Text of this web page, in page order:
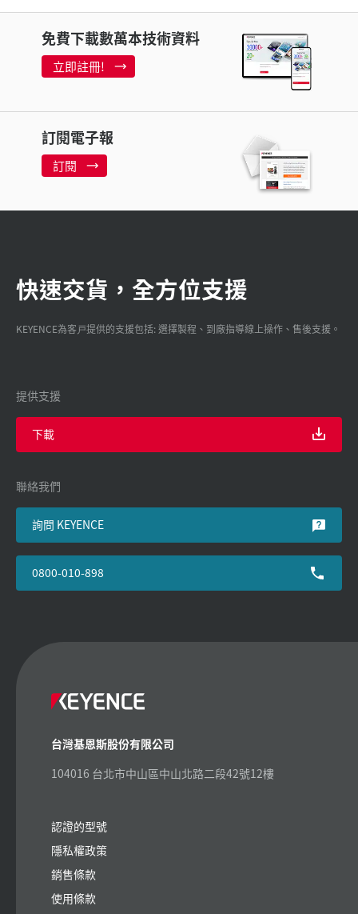
免費下載數萬本技術資料
立即註冊!
訂閱電子報
訂閱
快速交貨，全方位支援
KEYENCE為客戸提供的支援包括: 選擇製程、到廠指導線上操作、售後支援。
提供支援
下載
聯絡我們
詢問 KEYENCE
0800-010-898
台灣基恩斯股份有限公司
104016 台北市中山區中山北路二段42號12樓
認證的型號
隱私權政策
銷售條款
使用條款